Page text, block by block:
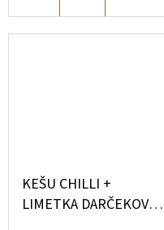
KOŠÍKA
KEŠU CHILLI +
LIMETKA DARČEKOVÉ